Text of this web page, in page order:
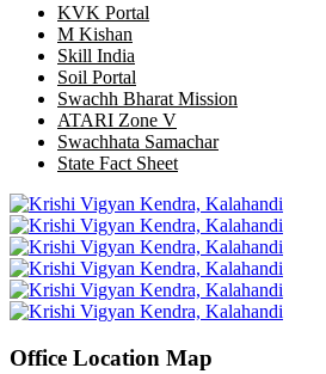
KVK Portal
M Kishan
Skill India
Soil Portal
Swachh Bharat Mission
ATARI Zone V
Swachhata Samachar
State Fact Sheet
Office Location Map